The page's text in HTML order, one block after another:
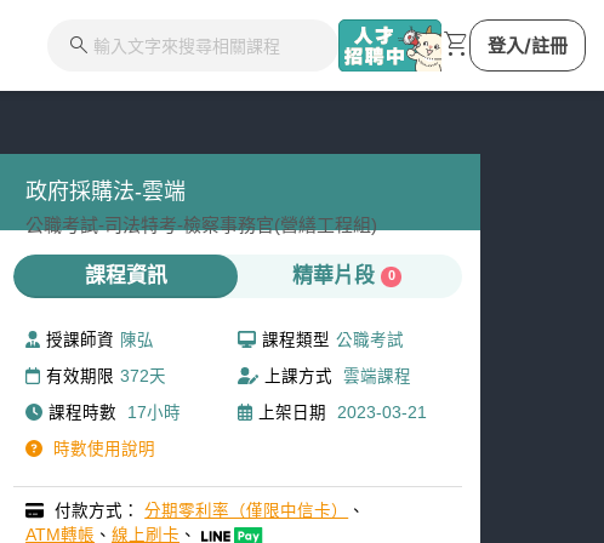
政府採購法-雲端
公職考試-司法特考-檢察事務官(營繕工程組)
課程資訊 精華片段 0
授課師資 陳弘 課程類型 公職考試
有效期限 372天 上課方式
雲端課程
課程時數
17小時 上架日期
2023-03-21
時數使用說明
付款方式：分期零利率（僅限中信卡）
、
ATM轉帳 、 線上刷卡 、
search shopping_cart 登入/註冊